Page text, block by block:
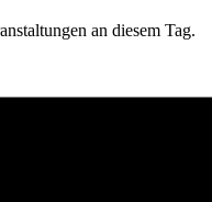
an diesem Tag.